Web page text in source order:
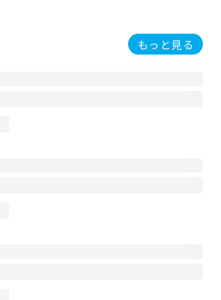
もっと見る